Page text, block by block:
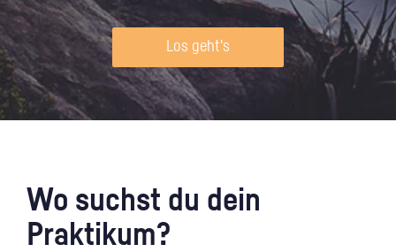
Los geht's
Wo suchst du dein
Praktikum?